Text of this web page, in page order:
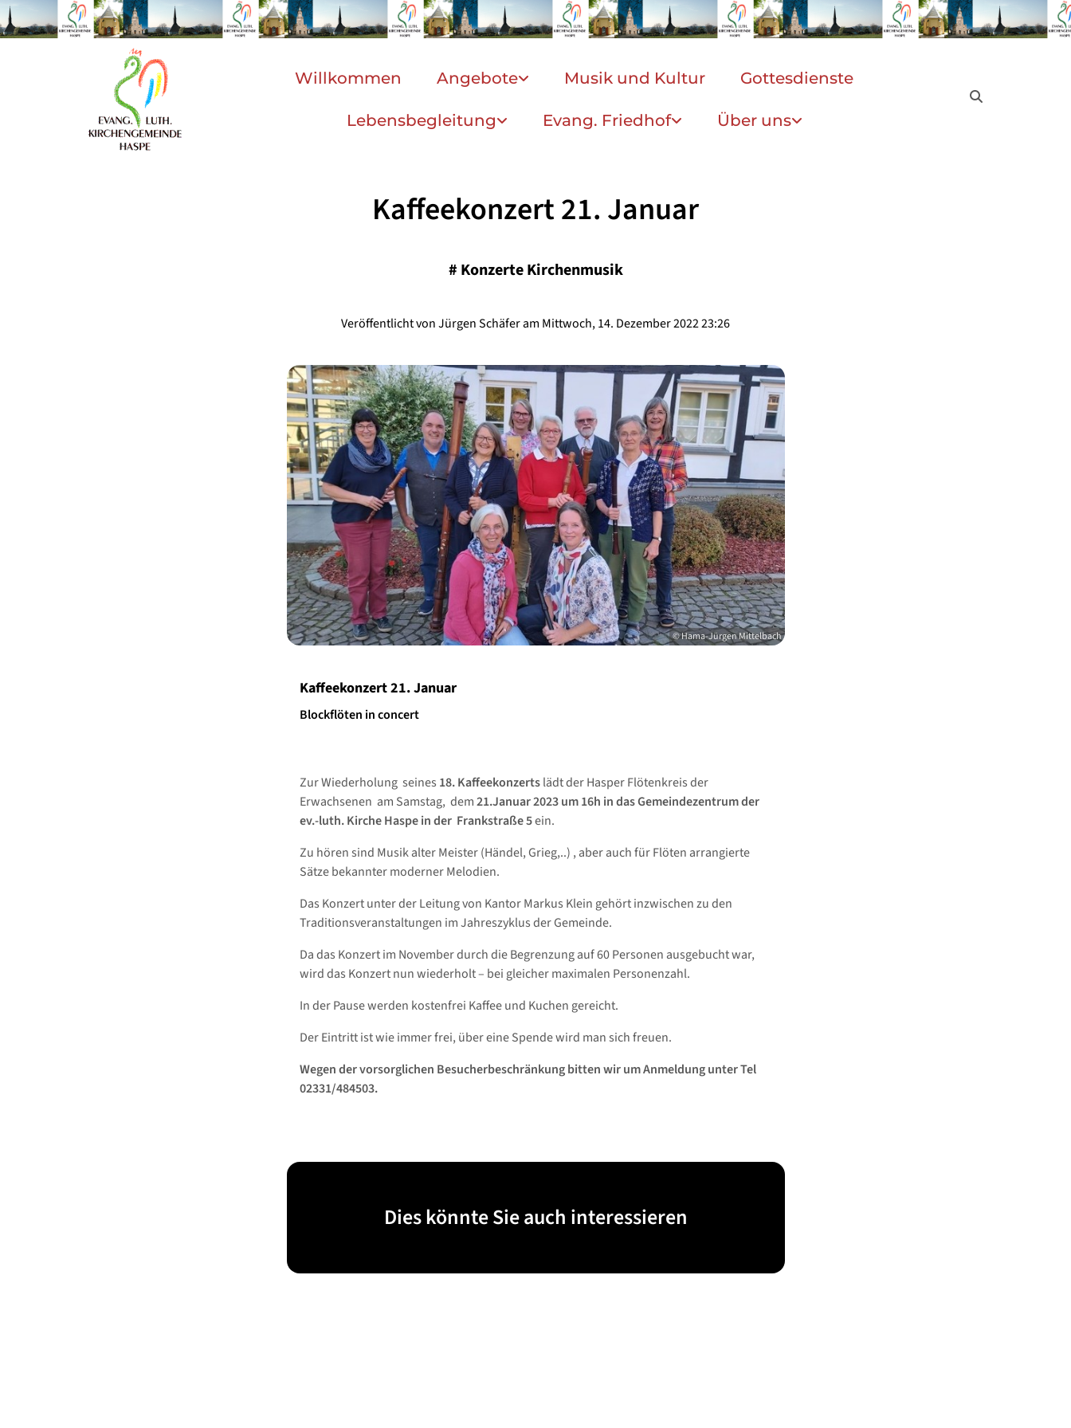
Willkommen Angebote Musik und Kultur Gottesdienste
Lebensbegleitung Evang. Friedhof Über uns
Kaffeekonzert 21. Januar
# Konzerte Kirchenmusik
Veröffentlicht von Jürgen Schäfer am Mittwoch, 14. Dezember 2022 23:26
© Hama-Jürgen Mittelbach
Kaffeekonzert 21. Januar
Blockflöten in concert
Zur Wiederholung seines 18. Kaffeekonzertslädt der Hasper Flötenkreis der
Erwachsenen am Samstag, dem21.Januar 2023 um 16h in das Gemeindezentrum der
ev.-luth. Kirche Haspe in der Frankstraße 5ein.
Zu hören sind Musik alter Meister (Händel, Grieg,..) , aber auch für Flöten arrangierte
Sätze bekannter moderner Melodien.
Das Konzert unter der Leitung von Kantor Markus Klein gehört inzwischen zu den
Traditionsveranstaltungen im Jahreszyklus der Gemeinde.
Da das Konzert im November durch die Begrenzung auf 60 Personen ausgebucht war,
wird das Konzert nun wiederholt – bei gleicher maximalen Personenzahl.
In der Pause werden kostenfrei Kaffee und Kuchen gereicht.
Der Eintritt ist wie immer frei, über eine Spende wird man sich freuen.
Wegen der vorsorglichen Besucherbeschränkung bitten wir um Anmeldung unter Tel
02331/484503.
Dies könnte Sie auch interessieren